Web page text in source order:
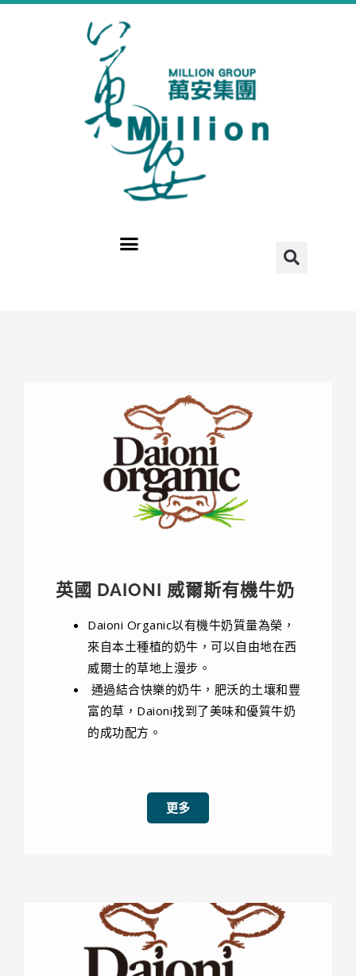
英國 DAIONI 威爾斯有機牛奶​​
Daioni Organic以有機牛奶質量為榮，
來自本土種植的奶牛，可以自由地在西
威爾士的草地上漫步。
通過結合快樂的奶牛，肥沃的土壤和豐
富的草，Daioni找到了美味和優質牛奶
的成功配方。
更多